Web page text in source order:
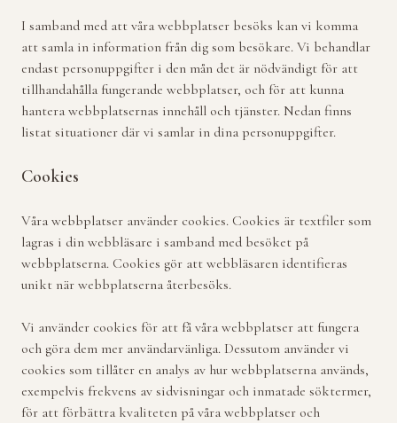
I samband med att våra webbplatser besöks kan vi komma
att samla in information från dig som besökare. Vi behandlar
endast personuppgifter i den mån det är nödvändigt för att
tillhandahålla fungerande webbplatser, och för att kunna
hantera webbplatsernas innehåll och tjänster. Nedan finns
listat situationer där vi samlar in dina personuppgifter.
Cookies
Våra webbplatser använder cookies. Cookies är textfiler som
lagras i din webbläsare i samband med besöket på
webbplatserna. Cookies gör att webbläsaren identifieras
unikt när webbplatserna återbesöks.
Vi använder cookies för att få våra webbplatser att fungera
och göra dem mer användarvänliga. Dessutom använder vi
cookies som tillåter en analys av hur webbplatserna används,
exempelvis frekvens av sidvisningar och inmatade söktermer,
för att förbättra kvaliteten på våra webbplatser och